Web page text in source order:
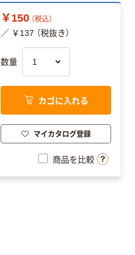
￥150 （税込）
／ ￥137 （税抜き）
数量
カゴに入れる
マイカタログ登録
商品を比較